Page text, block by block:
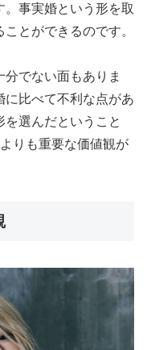
事実婚という形を取
とができるのです。
でない面もありま
比べて不利な点があ
選んだということ
りも重要な価値観が